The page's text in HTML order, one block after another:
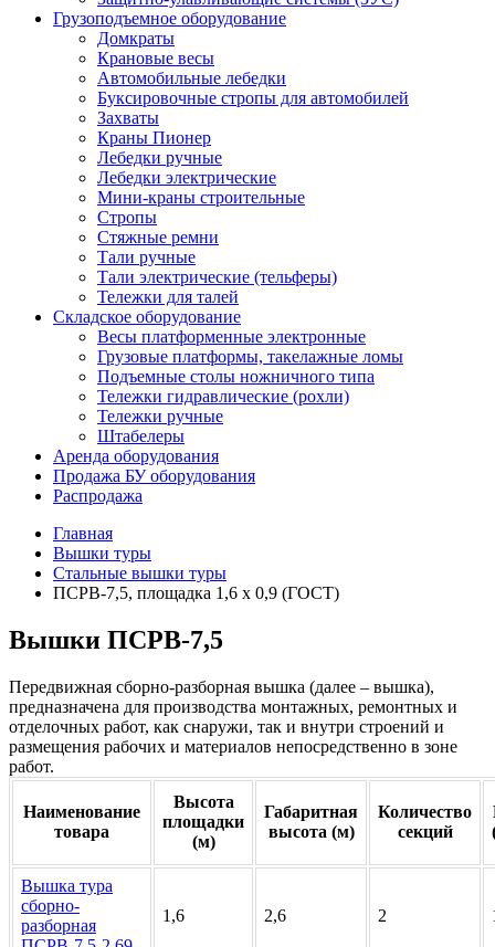
Грузоподъемное оборудование
Домкраты
Крановые весы
Автомобильные лебедки
Буксировочные стропы для автомобилей
Захваты
Краны Пионер
Лебедки ручные
Лебедки электрические
Мини-краны строительные
Стропы
Стяжные ремни
Тали ручные
Тали электрические (тельферы)
Тележки для талей
Складское оборудование
Весы платформенные электронные
Грузовые платформы, такелажные ломы
Подъемные столы ножничного типа
Тележки гидравлические (рохли)
Тележки ручные
Штабелеры
Аренда оборудования
Продажа БУ оборудования
Распродажа
Главная
Вышки туры
Стальные вышки туры
ПСРВ-7,5, площадка 1,6 х 0,9 (ГОСТ)
Вышки ПСРВ-7,5
Передвижная сборно-разборная вышка (далее – вышка),
предназначена для производства монтажных, ремонтных и
отделочных работ, как снаружи, так и внутри строений и
размещения рабочих и материалов непосредственно в зоне
работ.
Наименование
товара
Высота
площадки
(м)
Габаритная
высота (м)
Количество
секций
Вышка тура
сборно-
разборная
1,6 2,6 2